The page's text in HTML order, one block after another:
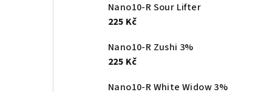
Nano10-R Sour Lifter
225 Kč
Nano10-R Zushi 3%
225 Kč
Nano10-R White Widow 3%